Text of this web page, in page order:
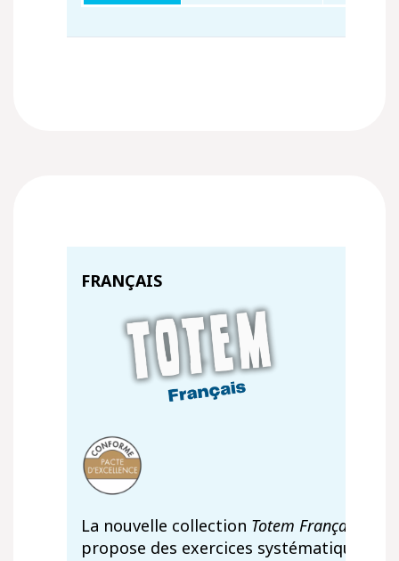
FRANÇAIS
La nouvelle collection Totem Français
propose des exercices systématiques